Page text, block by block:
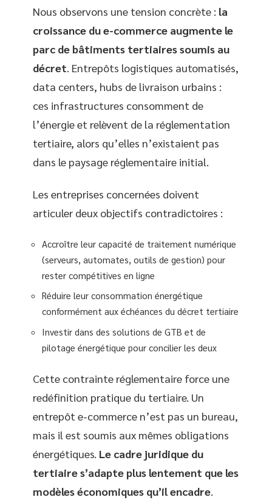
Nous observons une tension concrète : la
croissance du e-commerce augmente le
parc de bâtiments tertiaires soumis au
décret. Entrepôts logistiques automatisés,
data centers, hubs de livraison urbains :
ces infrastructures consomment de
l’énergie et relèvent de la réglementation
tertiaire, alors qu’elles n’existaient pas
dans le paysage réglementaire initial.
Les entreprises concernées doivent
articuler deux objectifs contradictoires :
Accroître leur capacité de traitement numérique
(serveurs, automates, outils de gestion) pour
rester compétitives en ligne
Réduire leur consommation énergétique
conformément aux échéances du décret tertiaire
Investir dans des solutions de GTB et de
pilotage énergétique pour concilier les deux
Cette contrainte réglementaire force une
redéfinition pratique du tertiaire. Un
entrepôt e-commerce n’est pas un bureau,
mais il est soumis aux mêmes obligations
énergétiques. Le cadre juridique du
tertiaire s’adapte plus lentement que les
modèles économiques qu’il encadre.